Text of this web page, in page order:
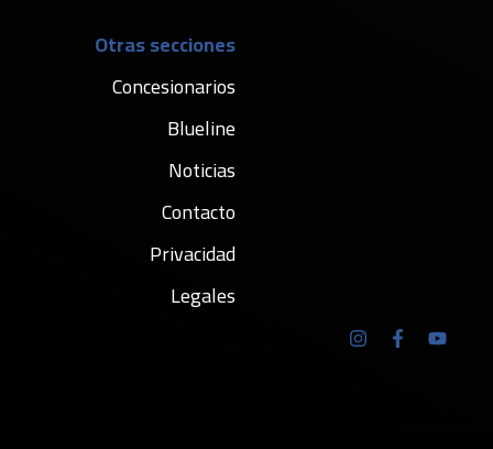
Otras secciones
Concesionarios
Blueline
Noticias
Contacto
Privacidad
Legales